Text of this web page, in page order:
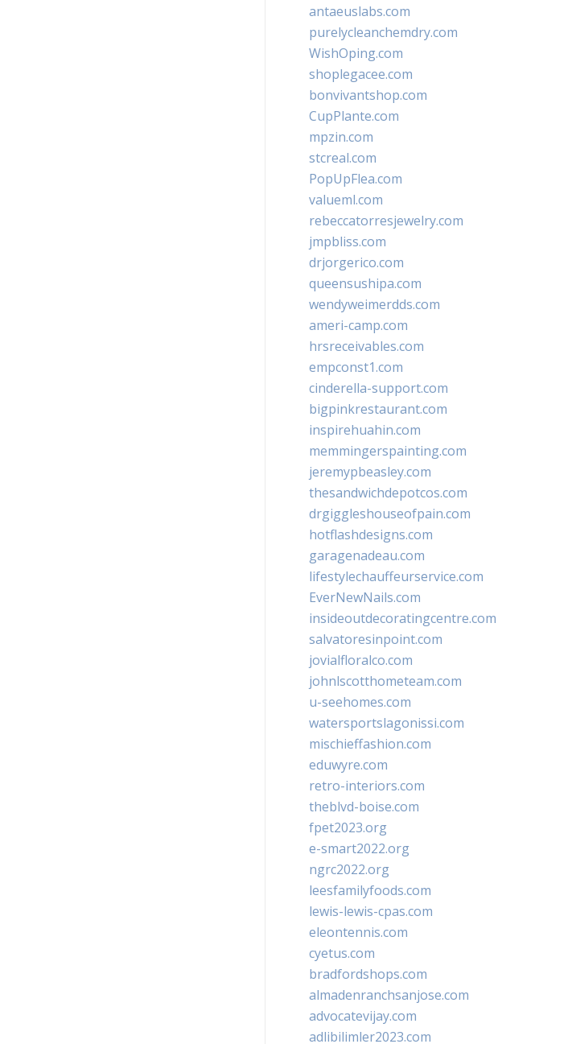
antaeuslabs.com
purelycleanchemdry.com
WishOping.com
shoplegacee.com
bonvivantshop.com
CupPlante.com
mpzin.com
stcreal.com
PopUpFlea.com
valueml.com
rebeccatorresjewelry.com
jmpbliss.com
drjorgerico.com
queensushipa.com
wendyweimerdds.com
ameri-camp.com
hrsreceivables.com
empconst1.com
cinderella-support.com
bigpinkrestaurant.com
inspirehuahin.com
memmingerspainting.com
jeremypbeasley.com
thesandwichdepotcos.com
drgiggleshouseofpain.com
hotflashdesigns.com
garagenadeau.com
lifestylechauffeurservice.com
EverNewNails.com
insideoutdecoratingcentre.com
salvatoresinpoint.com
jovialfloralco.com
johnlscotthometeam.com
u-seehomes.com
watersportslagonissi.com
mischieffashion.com
eduwyre.com
retro-interiors.com
theblvd-boise.com
fpet2023.org
e-smart2022.org
ngrc2022.org
leesfamilyfoods.com
lewis-lewis-cpas.com
eleontennis.com
cyetus.com
bradfordshops.com
almadenranchsanjose.com
advocatevijay.com
adlibilimler2023.com